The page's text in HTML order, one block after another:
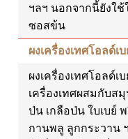
ฯลฯ นอกจากนี้ยังใช้
ซอสข้น
ผงเครื่องเทศโอลด์เบ
ผงเครื่องเทศโอลด์เ
เครื่องเทศผสมกับส
ป่น เกลือป่น ใบเบย์
กานพลู ลูกกระวาน